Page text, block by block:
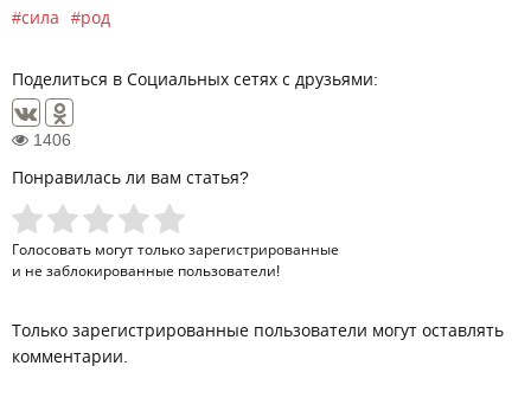
сила род
Поделиться в Социальных сетях с друзьями:
1406
Понравилась ли вам статья?
Голосовать могут только зарегистрированные
и не заблокированные пользователи!
Только зарегистрированные пользователи могут оставлять
комментарии.